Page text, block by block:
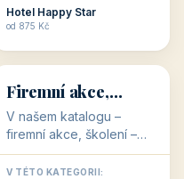
Hotel Happy Star
od 875 Kč
💼
31 objektů
Firemní akce,
školení
V našem katalogu –
firemní akce, školení –
jsou pro Vás připraveny
objekty, které mají
V TÉTO KATEGORII: